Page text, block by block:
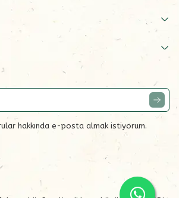
hakkında e-posta almak istiyorum.